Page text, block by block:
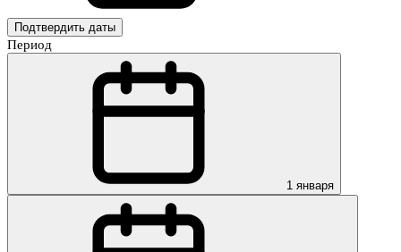
Подтвердить даты
Период
1 января